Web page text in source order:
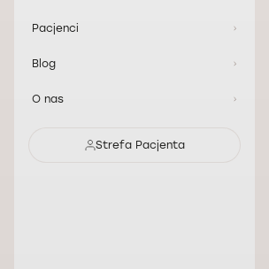
Pacjenci
Blog
O nas
Strefa Pacjenta